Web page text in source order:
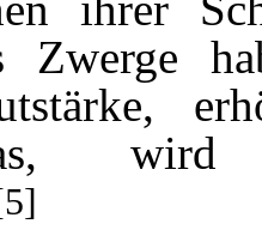
Zwerge
wird